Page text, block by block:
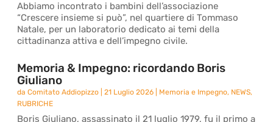
Abbiamo incontrato i bambini dell’associazione
“Crescere insieme si può”, nel quartiere di Tommaso
Natale, per un laboratorio dedicato ai temi della
cittadinanza attiva e dell’impegno civile.
Memoria & Impegno: ricordando Boris
Giuliano
daComitato Addiopizzo |21 Luglio 2026 Memoria e Impegno, NEWS,
RUBRICHE
Boris Giuliano, assassinato il 21 luglio 1979, fu il primo a